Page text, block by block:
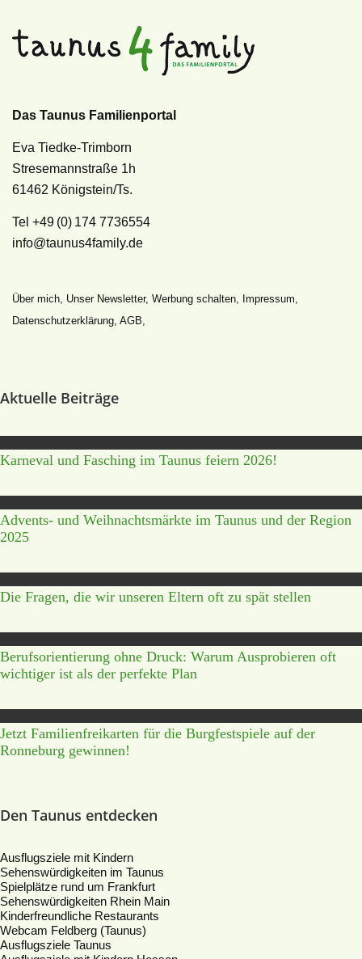
Das Taunus Familienportal
Eva Tiedke-Trimborn
Stresemannstraße 1h
61462 Königstein/Ts.
Tel +49 (0) 174 7736554
info@taunus4family.de
Über mich Unser Newsletter, Werbung schalten Impressum
Datenschutz­erklärung AGB
Aktuelle Beiträge
Karneval und Fasching im Taunus feiern 2026!
Advents- und Weihnachtsmärkte im Taunus und der Region
2025
Die Fragen, die wir unseren Eltern oft zu spät stellen
Berufsorientierung ohne Druck: Warum Ausprobieren oft
wichtiger ist als der perfekte Plan
Jetzt Familienfreikarten für die Burgfestspiele auf der
Ronneburg gewinnen!
Den Taunus entdecken
Ausflugsziele mit Kindern
Sehenswürdigkeiten im Taunus
Spielplätze rund um Frankfurt
Sehenswürdigkeiten Rhein Main
Kinderfreundliche Restaurants
Webcam Feldberg (Taunus)
Ausflugsziele Taunus